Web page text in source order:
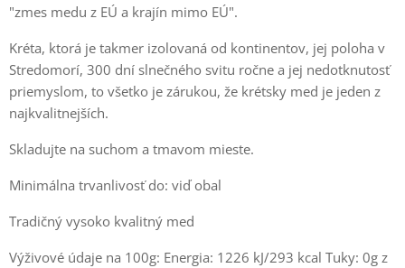
"zmes medu z EÚ a krajín mimo EÚ".
Kréta, ktorá je takmer izolovaná od kontinentov, jej poloha v
Stredomorí, 300 dní slnečného svitu ročne a jej nedotknutosť
priemyslom, to všetko je zárukou, že krétsky med je jeden z
najkvalitnejších.
Skladujte na suchom a tmavom mieste.
Minimálna trvanlivosť do: viď obal
Tradičný vysoko kvalitný med
Výživové údaje na 100g: Energia: 1226 kJ/293 kcal Tuky: 0g z